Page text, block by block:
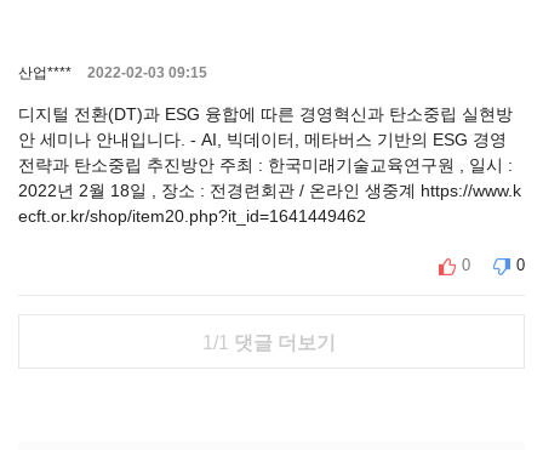
산업**** 2022-02-03 09:15
디지털 전환(DT)과 ESG 융합에 따른 경영혁신과 탄소중립 실현방
안 세미나 안내입니다. - AI, 빅데이터, 메타버스 기반의 ESG 경영
전략과 탄소중립 추진방안 주최 : 한국미래기술교육연구원 , 일시 :
2022년 2월 18일 , 장소 : 전경련회관 / 온라인 생중계 https://www.k
ecft.or.kr/shop/item20.php?it_id=1641449462
0 0
1/1 댓글 더보기